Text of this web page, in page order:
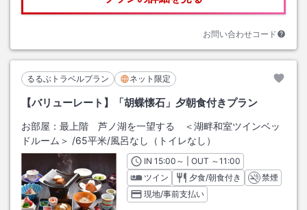
お問い合わせコード
るるぶトラベルプラン ネット限定
【バリューレート】「胡蝶懐石」夕朝食付きプラン
お部屋： 最上階 芦ノ湖を一望する ＜湖畔和室ツインベッ
ドルーム＞ /65平米/風呂なし（トイレなし）
INチェックイン
15:00 ～ | OUT チェックアウト
～11:00
ツイン
夕食/朝食付き
禁煙
現地/事前支払い